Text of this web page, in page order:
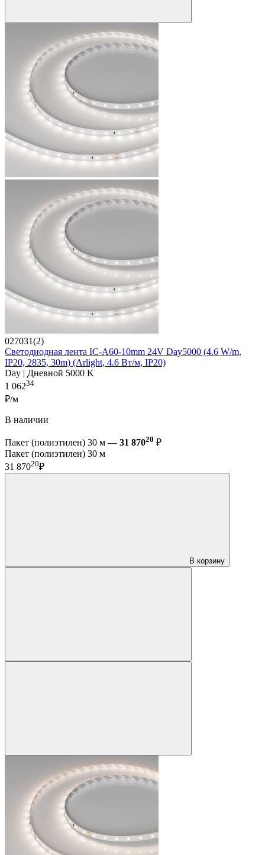
027031(2)
Светодиодная лента IC-A60-10mm 24V Day5000 (4.6 W/m,
IP20, 2835, 30m) (Arlight, 4.6 Вт/м, IP20)
Day | Дневной 5000 K
1 06234
₽/м
В наличии
Пакет (полиэтилен) 30 м — 31 87020 ₽
Пакет (полиэтилен) 30 м
31 87020₽
В корзину